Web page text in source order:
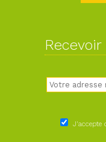
J'accepte